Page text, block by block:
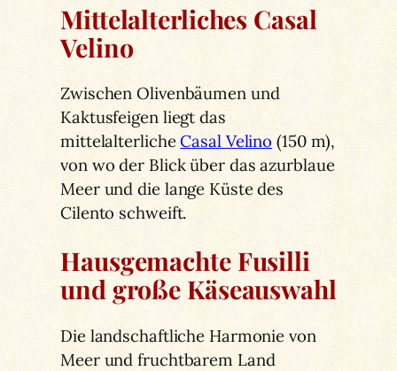
Mittelalterliches Casal
Velino
Zwischen Olivenbäumen und
Kaktusfeigen liegt das
mittelalterlicheCasal Velino (150 m),
von wo der Blick über das azurblaue
Meer und die lange Küste des
Cilento schweift.
Hausgemachte Fusilli
und große Käseauswahl
Die landschaftliche Harmonie von
Meer und fruchtbarem Land